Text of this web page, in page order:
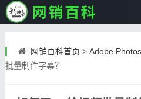
网销百科首页 > Adobe
批量制作字幕？